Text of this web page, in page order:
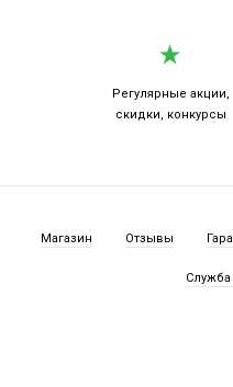
Регулярные акции,
скидки, конкурсы
Магазин Отзывы